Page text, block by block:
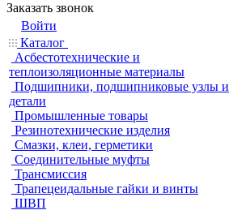
Заказать звонок
Войти
Каталог
Асбестотехнические и
теплоизоляционные материалы
Подшипники, подшипниковые узлы и
детали
Промышленные товары
Резинотехнические изделия
Смазки, клеи, герметики
Соединительные муфты
Трансмиссия
Трапецеидальные гайки и винты
ШВП